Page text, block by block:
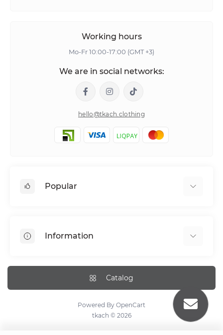
Working hours
Mo-Fr 10:00-17:00 (GMT +3)
We are in social networks:
hello@tkach.clothing
Popular
Elastic band bedding sheets
Information
Delivery Information
Сare recommendations
Catalog
Powered By OpenCart
tkach © 2026